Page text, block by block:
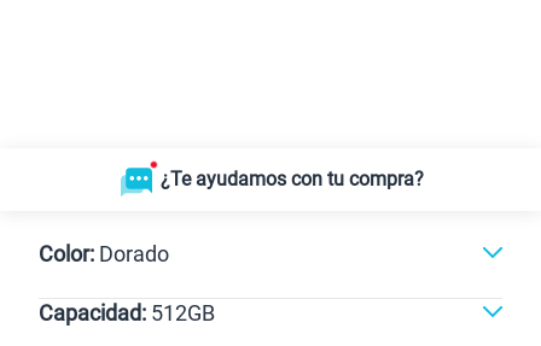
¿Te ayudamos con tu compra?
Color: Dorado
Naranja
Capacidad: 512GB